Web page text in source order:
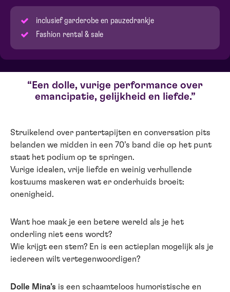
inclusief garderobe en pauzedrankje
Fashion rental & sale
Een dolle, vurige performance over
emancipatie, gelijkheid en liefde.
Struikelend over pantertapijten en conversation pits
belanden we midden in een 70’s band die op het punt
staat het podium op te springen.
Vurige idealen, vrije liefde en weinig verhullende
kostuums maskeren wat er onderhuids broeit:
onenigheid.
Want hoe maak je een betere wereld als je het
onderling niet eens wordt?
Wie krijgt een stem? En is een actieplan mogelijk als je
iedereen wilt vertegenwoordigen?
Dolle Mina’s is een schaamteloos humoristische en